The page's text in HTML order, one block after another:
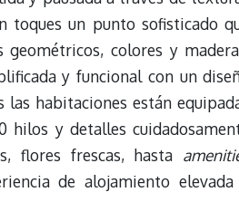
toques un punto sofisticado
colores y
y funcional con un
habitaciones están
hilos y detalles
flores frescas, hasta
de alojamiento